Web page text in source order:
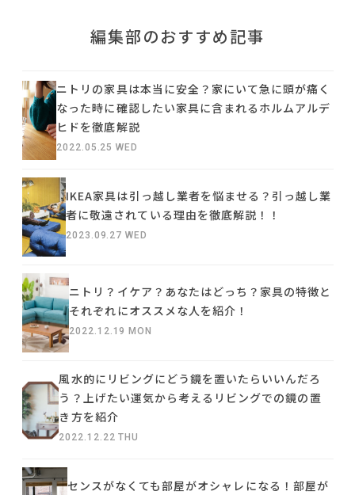
編集部のおすすめ記事
ニトリの家具は本当に安全？家にいて急に頭が痛く
なった時に確認したい家具に含まれるホルムアルデ
ヒドを徹底解説
2022.05.25 WED
IKEA家具は引っ越し業者を悩ませる？引っ越し業
者に敬遠されている理由を徹底解説！！
2023.09.27 WED
ニトリ？イケア？あなたはどっち？家具の特徴と
それぞれにオススメな人を紹介！
2022.12.19 MON
風水的にリビングにどう鏡を置いたらいいんだろ
う？上げたい運気から考えるリビングでの鏡の置
き方を紹介
2022.12.22 THU
センスがなくても部屋がオシャレになる！部屋が